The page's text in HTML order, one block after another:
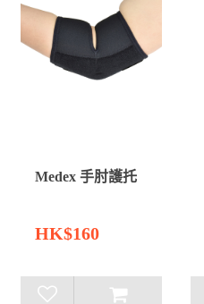
Medex 手肘護托
HK$160